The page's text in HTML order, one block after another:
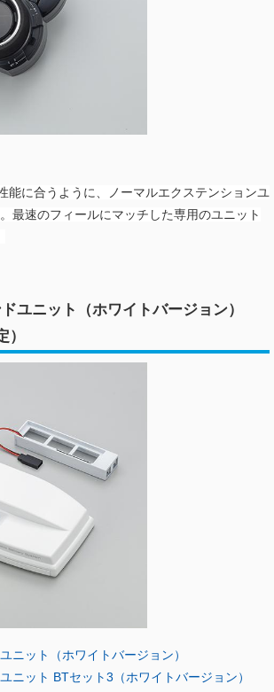
能に合うように、ノーマルエクステンションユ
最速のフィールにマッチした専用のユニット
ユニット（ホワイトバージョン）
）
ニット（ホワイトバージョン）
ニット BTセット3（ホワイトバージョン）